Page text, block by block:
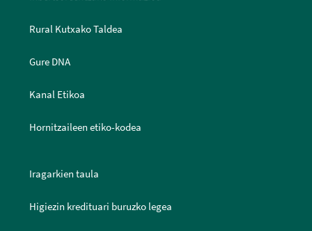
Rural Kutxako Taldea
Gure DNA
Kanal Etikoa
Hornitzaileen etiko-kodea
Iragarkien taula
Higiezin kredituari buruzko legea